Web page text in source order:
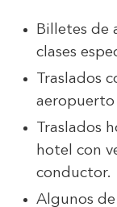
Billetes de
clases
Traslados
aeropuerto
Traslados
hotel con
conductor.
Algunos